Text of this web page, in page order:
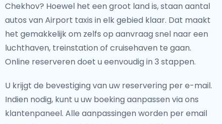
Chekhov? Hoewel het een groot land is, staan aantal
autos van Airport taxis in elk gebied klaar. Dat maakt
het gemakkelijk om zelfs op aanvraag snel naar een
luchthaven, treinstation of cruisehaven te gaan.
Online reserveren doet u eenvoudig in 3 stappen.
U krijgt de bevestiging van uw reservering per e-mail.
Indien nodig, kunt u uw boeking aanpassen via ons
klantenpaneel. Alle aanpassingen worden per email